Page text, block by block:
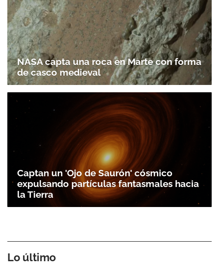
NASA capta una roca en Marte con forma
de casco medieval
Captan un 'Ojo de Saurón' cósmico
expulsando partículas fantasmales hacia
la Tierra
Lo último